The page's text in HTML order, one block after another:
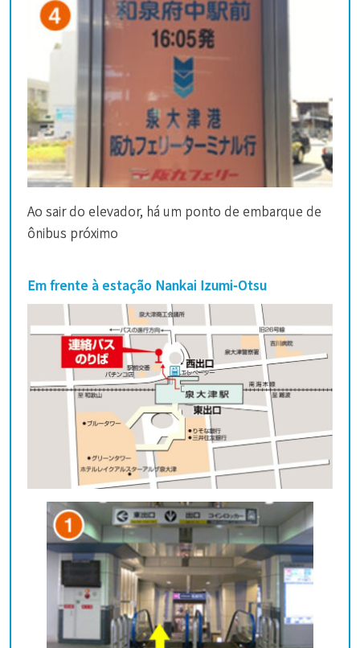
Ao sair do elevador, há um ponto de embarque de
ônibus próximo
Em frente à estação Nankai Izumi-Otsu